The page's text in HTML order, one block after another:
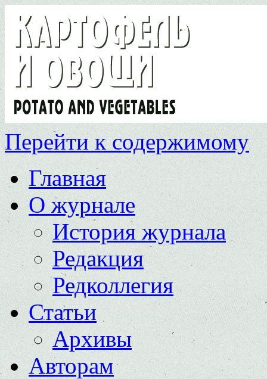
Перейти к содержимому
Главная
О журнале
История журнала
Редакция
Редколлегия
Статьи
Архивы
Авторам